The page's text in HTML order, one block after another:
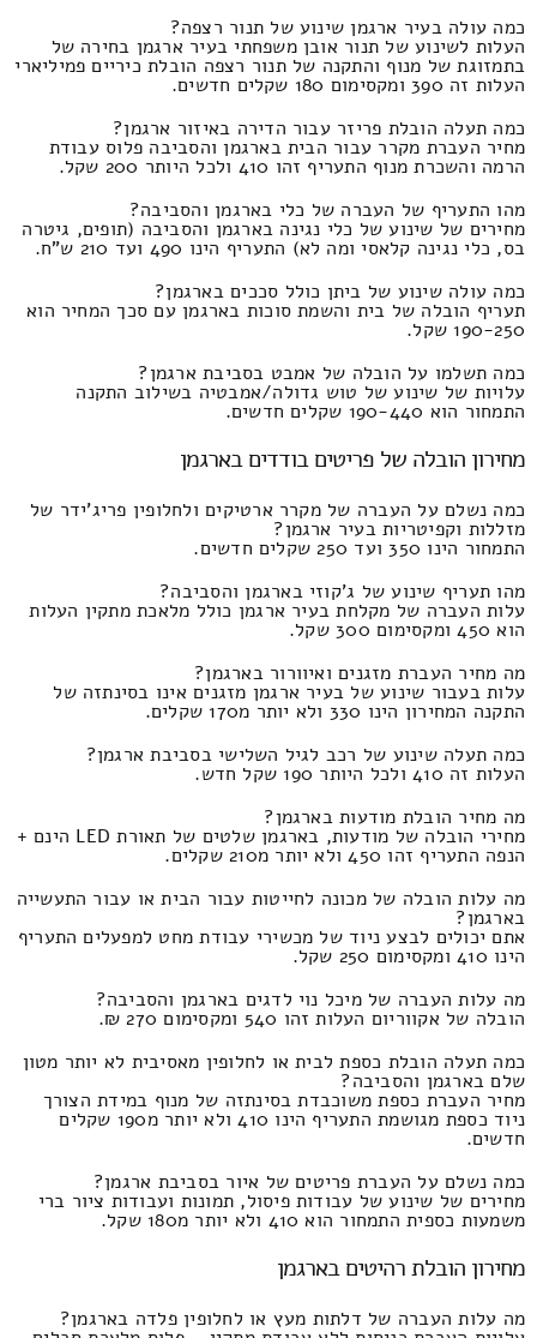
כמה עולה בעיר ארגמן שינוע של תנור רצפה?
העלות לשינוע של תנור אובן משפחתי בעיר ארגמן בחירה של
בתמזוגת של מנוף והתקנה של תנור רצפה הובלת כיריים פמיליארי
העלות זה 390 ומקסימום 180 שקלים חדשים.
כמה תעלה הובלת פריזר עבור הדירה באיזור ארגמן?
מחיר העברת מקרר עבור הבית בארגמן והסביבה פלוס עבודת
הרמה והשכרת מנוף התעריף זהו 410 ולכל היותר 200 שקל.
מהו התעריף של העברה של כלי בארגמן והסביבה?
מחירים של שינוע של כלי נגינה בארגמן והסביבה (תופים, גיטרה
בס, כלי נגינה קלאסי ומה לא) התעריף הינו 490 ועד 210 ש"ח.
כמה עולה שינוע של ביתן כולל סככים בארגמן?
תעריף הובלה של בית והשמת סוכות בארגמן עם סכך המחיר הוא
190-250 שקל.
כמה תשלמו על הובלה של אמבט בסביבת ארגמן?
עלויות של שינוע של טוש גדולה/אמבטיה בשילוב התקנה
התמחור הוא 190-440 שקלים חדשים.
מחירון הובלה של פריטים בודדים בארגמן
כמה נשלם על העברה של מקרר ארטיקים ולחלופין פריג'ידר של
מזללות וקפיטריות בעיר ארגמן?
התמחור הינו 350 ועד 250 שקלים חדשים.
מהו תעריף שינוע של ג'קוזי בארגמן והסביבה?
עלות העברה של מקלחת בעיר ארגמן כולל מלאכת מתקין העלות
הוא 450 ומקסימום 300 שקל.
מה מחיר העברת מזגנים ואיוורור בארגמן?
עלות בעבור שינוע של בעיר ארגמן מזגנים אינו בסינתזה של
התקנה המחירון הינו 330 ולא יותר מ170 שקלים.
כמה תעלה שינוע של רכב לגיל השלישי בסביבת ארגמן?
העלות זה 410 ולכל היותר 190 שקל חדש.
מה מחיר הובלת מודעות בארגמן?
מחירי הובלה של מודעות, בארגמן שלטים של תאורת LED הינם +
הנפה התעריף זהו 450 ולא יותר מ210 שקלים.
מה עלות הובלה של מכונה לחייטות עבור הבית או עבור התעשייה
בארגמן?
אתם יכולים לבצע ניוד של מכשירי עבודת מחט למפעלים התעריף
הינו 410 ומקסימום 250 שקל.
מה עלות העברה של מיכל נוי לדגים בארגמן והסביבה?
הובלה של אקווריום העלות זהו 540 ומקסימום 270 ₪.
כמה תעלה הובלת כספת לבית או לחלופין מאסיבית לא יותר מטון
שלם בארגמן והסביבה?
מחיר העברת כספת משוכבדת בסינתזה של מנוף במידת הצורך
ניוד כספת מגושמת התעריף הינו 410 ולא יותר מ190 שקלים
חדשים.
כמה נשלם על העברת פריטים של איור בסביבת ארגמן?
מחירים של שינוע של עבודות פיסול, תמונות ועבודות ציור ברי
משמעות כספית התמחור הוא 410 ולא יותר מ180 שקל.
מחירון הובלת רהיטים בארגמן
מה עלות העברה של דלתות מעץ או לחלופין פלדה בארגמן?